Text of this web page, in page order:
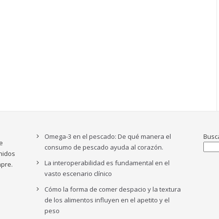
Omega-3 en el pescado: De qué manera el
consumo de pescado ayuda al corazón.
La interoperabilidad es fundamental en el
vasto escenario clínico
Cómo la forma de comer despacio y la textura
de los alimentos influyen en el apetito y el
peso